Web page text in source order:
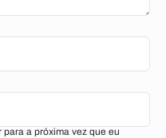
a próxima vez que eu